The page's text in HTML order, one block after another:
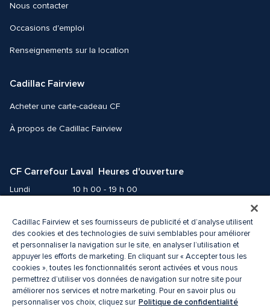
Nous contacter
Occasions d'emploi
Renseignements sur la location
Cadillac Fairview
Acheter une carte-cadeau CF
À propos de Cadillac Fairview
CF Carrefour Laval  Heures d'ouverture
Lundi
10 h 00 - 19 h 00
Mercredi
10 h 00 - 19 h 00
Jeudi
10 h 00 - 21 h 00
Vendredi
10 h 00 - 21 h 00
Samedi
9 h 00 - 19 h 00
Dimanche
10 h 00 - 18 h 00
Cadillac Fairview et ses fournisseurs de publicité et d’analyse utilisent
des cookies et des technologies de suivi semblables pour améliorer
et personnaliser la navigation sur le site, en analyser l’utilisation et
appuyer les efforts de marketing. En cliquant sur « Accepter tous les
cookies », toutes les fonctionnalités seront activées et vous nous
permettrez d’utiliser vos données de navigation sur notre site pour
améliorer nos services et notre marketing. Pour en savoir plus ou
personnaliser vos choix, cliquez sur Politique de confidentialité